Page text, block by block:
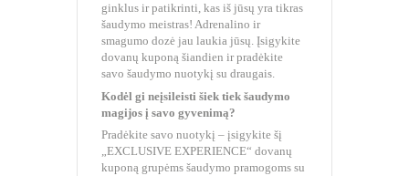
ginklus ir patikrinti, kas iš jūsų yra tikras
šaudymo meistras! Adrenalino ir
smagumo dozė jau laukia jūsų. Įsigykite
dovanų kuponą šiandien ir pradėkite
savo šaudymo nuotykį su draugais.
Kodėl gi neįsileisti šiek tiek šaudymo
magijos į savo gyvenimą?
Pradėkite savo nuotykį – įsigykite šį
„EXCLUSIVE EXPERIENCE“ dovanų
kuponą grupėms šaudymo pramogoms su